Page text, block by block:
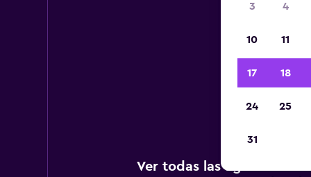
A
Ver todas las agencias de
3 4
10 11
17 18
24 25
31